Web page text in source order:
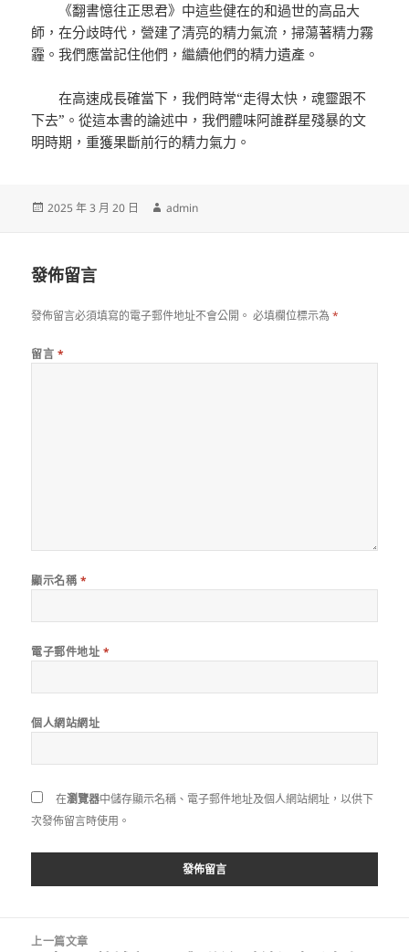
《翻書憶往正思君》中這些健在的和過世的高品大
師，在分歧時代，營建了清亮的精力氣流，掃蕩著精力霧
霾。我們應當記住他們，繼續他們的精力遺產。
在高速成長確當下，我們時常“走得太快，魂靈跟不
下去”。從這本書的論述中，我們體味阿誰群星殘暴的文
明時期，重獲果斷前行的精力氣力。
發
2025 年 3 月 20 日
作
admin
發佈留言
發佈留言必須填寫的電子郵件地址不會公開。 必填欄位標示為*
留言 *
顯示名稱 *
電子郵件地址 *
個人網站網址
在瀏覽器中儲存顯示名稱、電子郵件地址及個人網站網址，以供下
次發佈留言時使用。
上一篇文章